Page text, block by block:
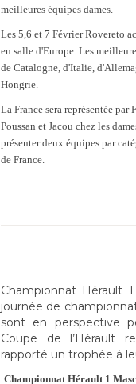
meilleures équipes dames.
Les 5,6 et 7 Février Rovereto
en salle d'Europe. Les
de Catalogne, d'Italie,
Hongrie.
La France sera représentée
Poussan et Jacou chez les
présenter deux équipes par
de France.
Championnat Hérault
journée de
sont en perspective
Coupe de l’Hérault
rapporté un trophée à
Championnat Hérault 1